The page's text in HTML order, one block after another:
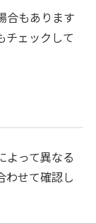
合もあります
チェックして
よって異なる
わせて確認し